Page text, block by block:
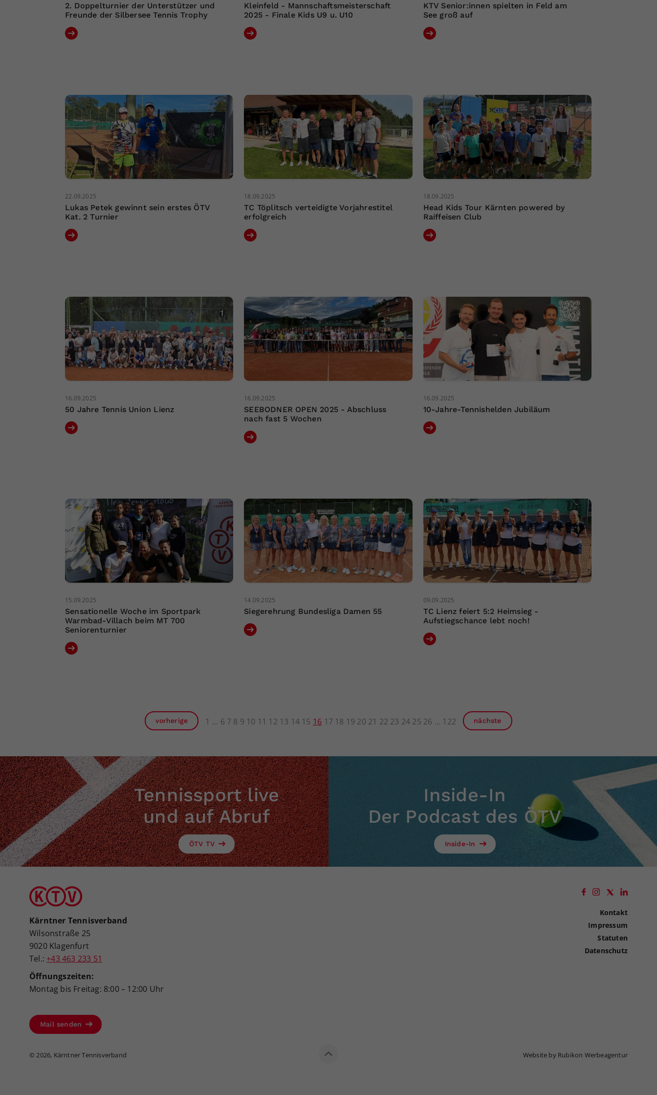
2. Doppelturnier der Unterstützer und
Freunde der Silbersee Tennis Trophy
Kleinfeld - Mannschaftsmeisterschaft
2025 - Finale Kids U9 u. U10
KTV Senior:innen spielten in Feld am
See groß auf
22.09.2025
Lukas Petek gewinnt sein erstes ÖTV
Kat. 2 Turnier
18.09.2025
TC Töplitsch verteidigte Vorjahrestitel
erfolgreich
18.09.2025
Head Kids Tour Kärnten powered by
Raiffeisen Club
16.09.2025
50 Jahre Tennis Union Lienz
16.09.2025
SEEBODNER OPEN 2025 - Abschluss
nach fast 5 Wochen
16.09.2025
10-Jahre-Tennishelden Jubiläum
15.09.2025
Sensationelle Woche im Sportpark
Warmbad-Villach beim MT 700
Seniorenturnier
14.09.2025
Siegerehrung Bundesliga Damen 55
09.09.2025
TC Lienz feiert 5:2 Heimsieg -
Aufstiegschance lebt noch!
vorherige 1 6 7 8 9 10 11 12 13 14 15 16 17 18 19 20 21 22 23 24 25 26 122 nächste
Tennissport live
und auf Abruf
ÖTV TV
Inside-In
Der Podcast des ÖTV
Inside-In
Kärntner Tennisverband
Wilsonstraße 25
9020 Klagenfurt
Tel.: +43 463 233 51
Öffnungszeiten:
Montag bis Freitag: 8:00 – 12:00 Uhr
Mail senden
Kontakt
Impressum
Statuten
Datenschutz
© 2026, Kärntner Tennisverband Website by Rubikon Werbeagentur